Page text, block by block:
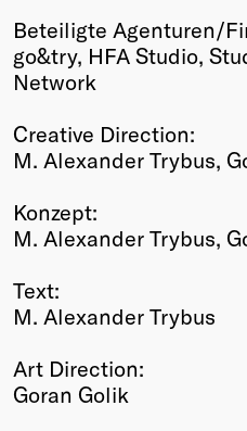
Beteiligte Agenturen/
go&try, HFA Studio,
Network
Creative Direction:
M. Alexander Trybus,
Konzept:
M. Alexander Trybus,
Text:
M. Alexander Trybus
Art Direction:
Goran Golik